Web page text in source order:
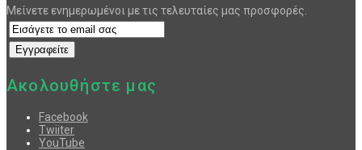
Μείνετε ενημερωμένοι με τις τελευταίες μας προσφορές.
Ακολουθήστε μας
Facebook
Twiiter
YouTube